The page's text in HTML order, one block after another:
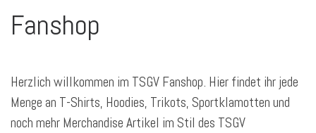
Fanshop
Herzlich willkommen im TSGV Fanshop. Hier findet ihr jede
Menge an T-Shirts, Hoodies, Trikots, Sportklamotten und
noch mehr Merchandise Artikel im Stil des TSGV